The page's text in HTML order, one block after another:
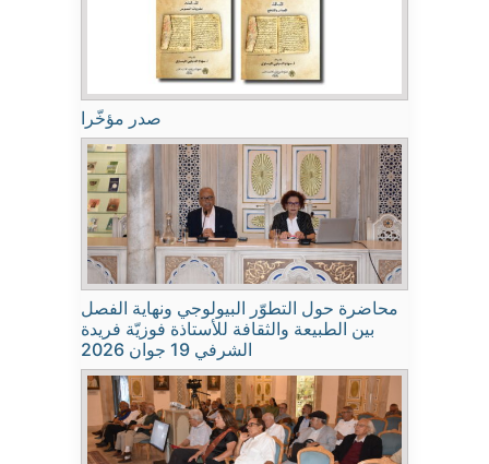
صدر مؤخّرا
محاضرة حول التطوّر البيولوجي ونهاية الفصل
بين الطبيعة والثقافة للأستاذة فوزيّة فريدة
الشرفي 19 جوان 2026